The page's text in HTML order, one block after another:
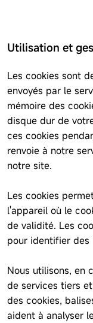
Utilisation et
Les cookies sont
envoyés par le
mémoire des
disque dur de
ces cookies
renvoie à notre
notre site.
Les cookies
l'appareil où le
de validité. Les
pour identifier des
Nous utilisons, en
de services tiers
des cookies,
aident à analyser